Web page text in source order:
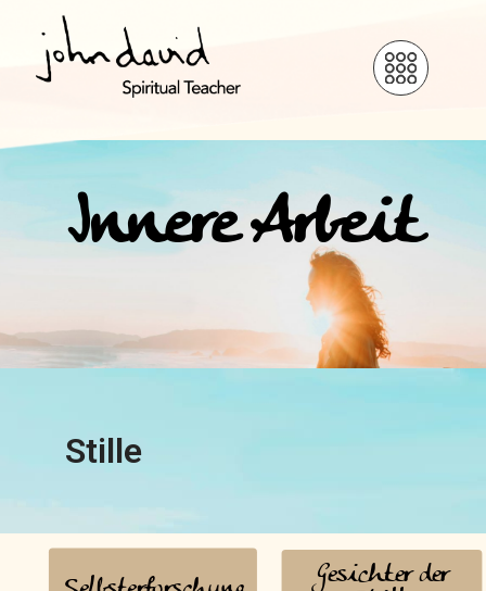
Innere Arbeit
Stille
Gesichter der